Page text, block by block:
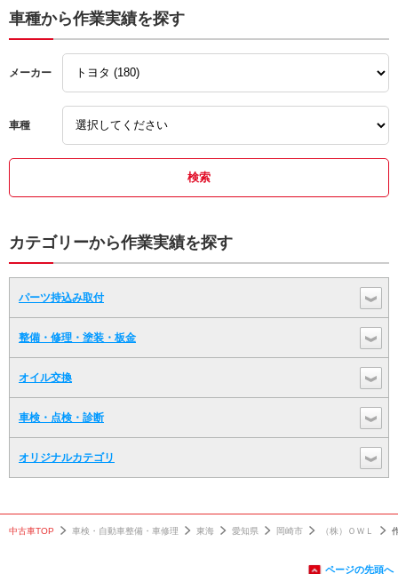
車種から作業実績を探す
メーカー
車種
カテゴリーから作業実績を探す
パーツ持込み取付
整備・修理・塗装・板金
オイル交換
車検・点検・診断
オリジナルカテゴリ
中古車TOP 車検・自動車整備・車修理 東海 愛知県 岡崎市 （株）ＯＷＬ
ページの先頭へ